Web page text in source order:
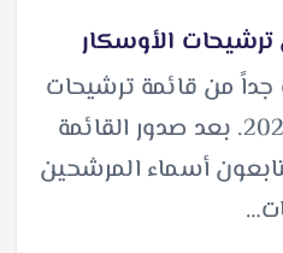
ترشيحات الأوسكار
من قائمة ترشيحات
جوائز الأوسكار لعام 2025. بعد صدور القائمة
أسماء المرشحين